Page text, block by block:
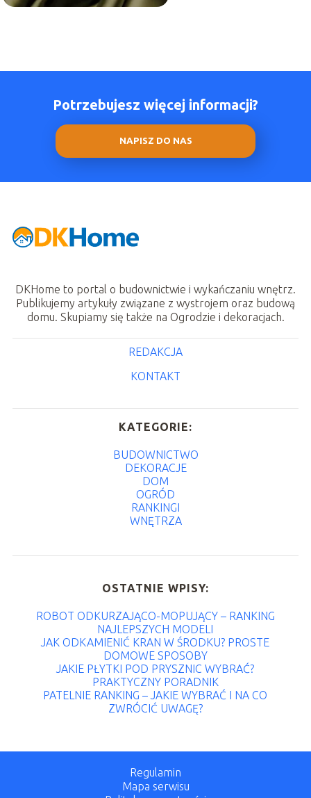
Potrzebujesz więcej informacji?
NAPISZ DO NAS
DKHome to portal o budownictwie i wykańczaniu wnętrz.
Publikujemy artykuły związane z wystrojem oraz budową
domu. Skupiamy się także na Ogrodzie i dekoracjach.
REDAKCJA
KONTAKT
KATEGORIE:
BUDOWNICTWO
DEKORACJE
DOM
OGRÓD
RANKINGI
WNĘTRZA
OSTATNIE WPISY:
ROBOT ODKURZAJĄCO-MOPUJĄCY – RANKING
NAJLEPSZYCH MODELI
JAK ODKAMIENIĆ KRAN W ŚRODKU? PROSTE
DOMOWE SPOSOBY
JAKIE PŁYTKI POD PRYSZNIC WYBRAĆ?
PRAKTYCZNY PORADNIK
PATELNIE RANKING – JAKIE WYBRAĆ I NA CO
ZWRÓCIĆ UWAGĘ?
Regulamin
Mapa serwisu